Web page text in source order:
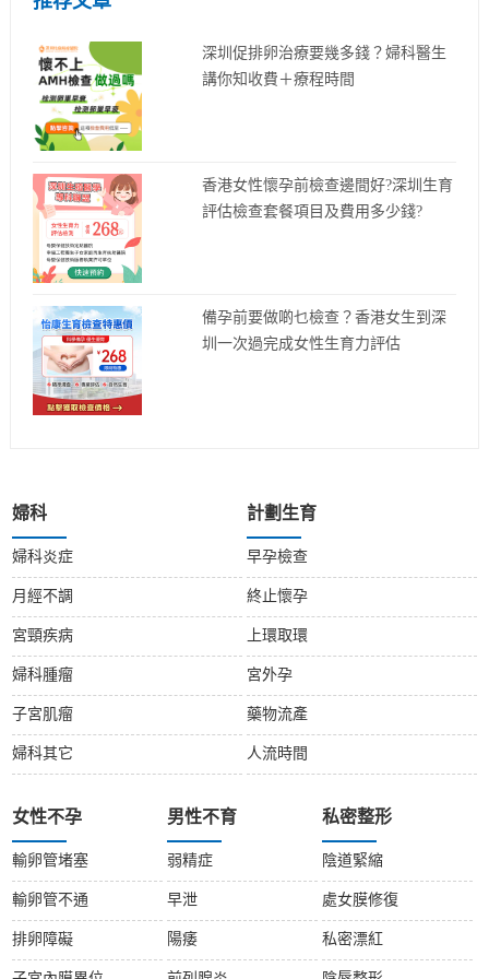
深圳促排卵治療要幾多錢？婦科醫生
講你知收費＋療程時間
香港女性懷孕前檢查邊間好?深圳生育
評估檢查套餐項目及費用多少錢?
備孕前要做啲乜檢查？香港女生到深
圳一次過完成女性生育力評估
婦科
婦科炎症
月經不調
宮頸疾病
婦科腫瘤
子宮肌瘤
婦科其它
計劃生育
早孕檢查
終止懷孕
上環取環
宮外孕
藥物流產
人流時間
女性不孕
輸卵管堵塞
輸卵管不通
排卵障礙
男性不育
弱精症
早泄
陽痿
私密整形
陰道緊縮
處女膜修復
私密漂紅